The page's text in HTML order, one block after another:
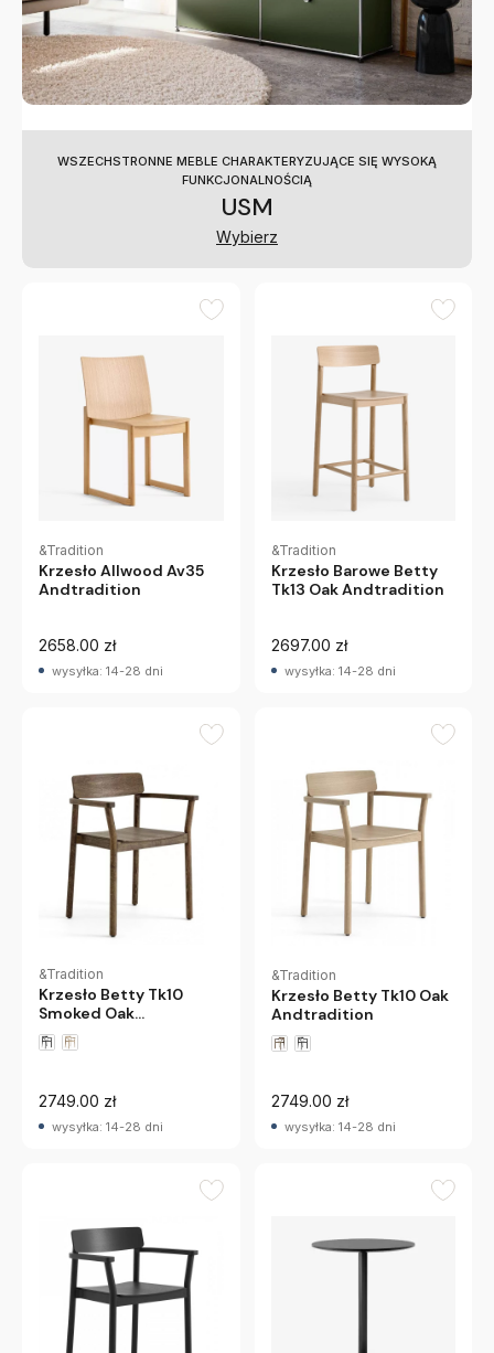
WSZECHSTRONNE MEBLE CHARAKTERYZUJĄCE SIĘ WYSOKĄ
FUNKCJONALNOŚCIĄ
USM
Wybierz
&Tradition
Krzesło Allwood Av35
Andtradition
2658.00 zł
wysyłka: 14-28 dni
&Tradition
Krzesło Barowe Betty
Tk13 Oak Andtradition
2697.00 zł
wysyłka: 14-28 dni
&Tradition
Krzesło Betty Tk10
Smoked Oak
Andtradition
2749.00 zł
wysyłka: 14-28 dni
&Tradition
Krzesło Betty Tk10 Oak
Andtradition
2749.00 zł
wysyłka: 14-28 dni